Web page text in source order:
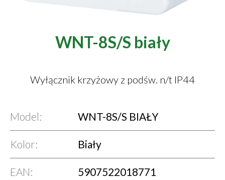
WNT-8S/S biały
Wyłącznik krzyżowy z podśw. n/t IP44
Model: WNT-8S/S BIAŁY
Kolor: Biały
EAN: 5907522018771